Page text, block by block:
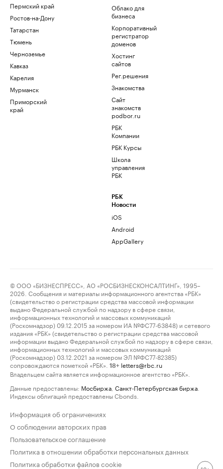
Пермский край
Ростов-на-Дону
Татарстан
Тюмень
Черноземье
Кавказ
Карелия
Мурманск
Приморский
край
Облако для
бизнеса
Корпоративный
регистратор
доменов
Хостинг
сайтов
Рег.решения
Знакомства
Сайт
знакомств
podbor.ru
РБК
Компании
РБК Курсы
Школа
управления
РБК
РБК
Новости
iOS
Android
AppGallery
© ООО «БИЗНЕСПРЕСС», АО «РОСБИЗНЕСКОНСАЛТИНГ», 1995–
2026. Сообщения и материалы информационного агентства «РБК»
(свидетельство о регистрации средства массовой информации
выдано Федеральной службой по надзору в сфере связи,
информационных технологий и массовых коммуникаций
(Роскомнадзор) 09.12.2015 за номером ИА №ФС77-63848) и сетевого
издания «РБК» (свидетельство о регистрации средства массовой
информации выдано Федеральной службой по надзору в сфере связи,
информационных технологий и массовых коммуникаций
(Роскомнадзор) 03.12.2021 за номером ЭЛ №ФС77-82385)
сопровождаются пометкой «РБК».
18+ letters@rbc.ru
Владельцем сайта является информационное агентство «РБК».
Данные предоставлены: Мосбиржа Санкт-Петербургская биржа
Индексы облигаций предоставлены Cbonds.
Информация об ограничениях
О соблюдении авторских прав
Пользовательское соглашение
Политика в отношении обработки персональных данных
Политика обработки файлов cookie